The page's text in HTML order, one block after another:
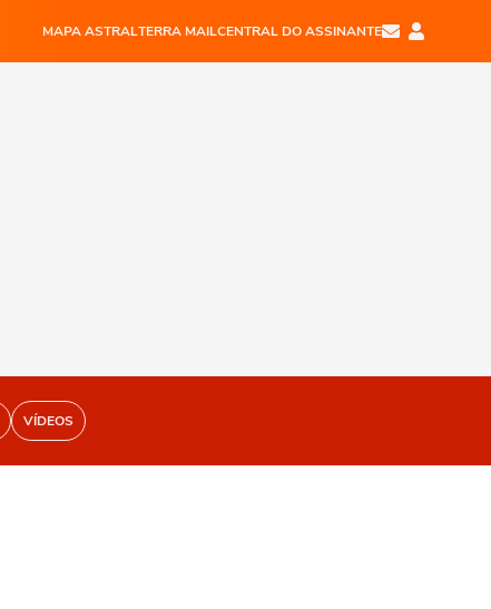
MAPA ASTRALTERRA MAILCENTRAL DO ASSINANTE
VÍDEOS